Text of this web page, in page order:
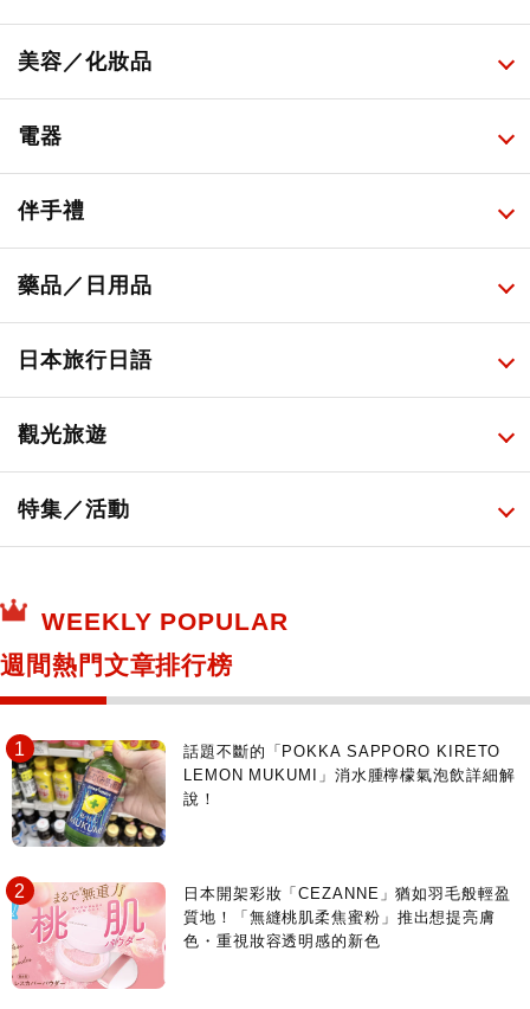
所有
甜點・菓子
人氣店鋪美食
必吃的日式早餐
日本酒達人
美容／化妝品
所有
便利商店化妝品
藥妝店化妝品
電器
所有
健康/美容儀器
廚房家電
伴手禮
所有
伴手禮排行榜
免稅商店
藥品／日用品
所有
百圓商店
日常用藥
日本旅行日語
所有
觀光旅遊
所有
特集／活動
東京百貨店～TOKYO Depart～
WEEKLY POPULAR
週間熱門文章排行榜
話題不斷的「POKKA SAPPORO KIRETO
LEMON MUKUMI」消水腫檸檬氣泡飲詳細解
說！
日本開架彩妝「CEZANNE」猶如羽毛般輕盈
質地！「無縫桃肌柔焦蜜粉」推出想提亮膚
色・重視妝容透明感的新色